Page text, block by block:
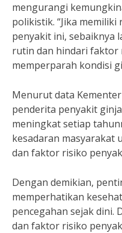
mengurangi
polikistik. “Jika
penyakit ini, sebaiknya
rutin dan hindari faktor
memperparah kondisi
Menurut data
penderita penyakit
meningkat setiap
kesadaran masyarakat
dan faktor risiko
Dengan demikian,
memperhatikan
pencegahan sejak dini.
dan faktor risiko